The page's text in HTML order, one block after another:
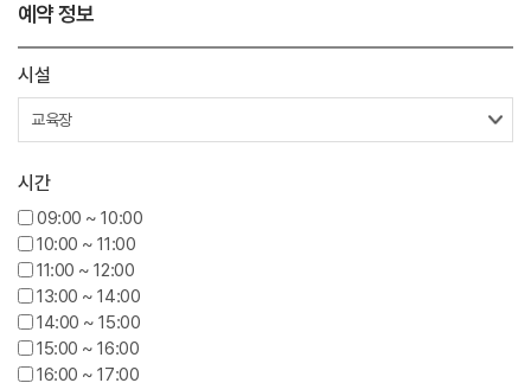
예약 정보
시설
시간
09:00 ~ 10:00
10:00 ~ 11:00
11:00 ~ 12:00
13:00 ~ 14:00
14:00 ~ 15:00
15:00 ~ 16:00
16:00 ~ 17:00